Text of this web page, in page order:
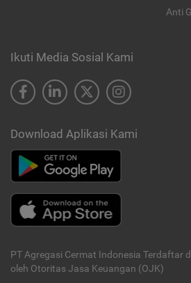
Anti
Ikuti Media Sosial Kami
Download Aplikasi Kami
PT Agregasi Cermat Indonesia Terdaftar
oleh Otoritas Jasa Keuangan (OJK)